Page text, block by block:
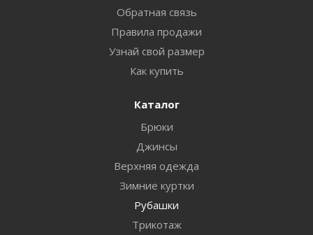
Обратная связь
Правила продажи
Узнай свой размер
Как купить
Каталог
Брюки
Джинсы
Верхняя одежда
Зимние куртки
Рубашки
Трикотаж